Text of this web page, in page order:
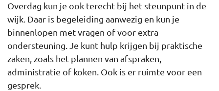
Overdag kun je ook terecht bij het steunpunt in de
wijk. Daar is begeleiding aanwezig en kun je
binnenlopen met vragen of voor extra
ondersteuning. Je kunt hulp krijgen bij praktische
zaken, zoals het plannen van afspraken,
administratie of koken. Ook is er ruimte voor een
gesprek.